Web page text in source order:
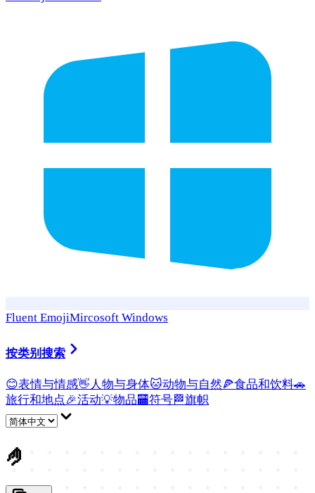
Fluent EmojiMircosoft Windows
按类别搜索
😊表情与情感👋 人物与身体🐱动物与自然🍕食品和饮料🚗
旅行和地点🎉活动💡物品🏧符号🏁旗帜
🤌